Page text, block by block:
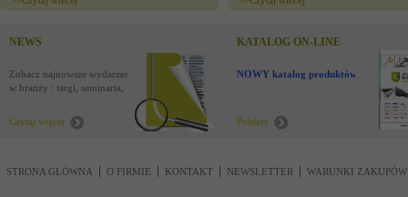
NEWS
Zobacz najnowsze wydarzenia
w branży : targi, seminaria,
Czytaj więcej
KATALOG ON-LINE
NOWY katalog produktów !
Pobierz
STRONA GŁÓWNA O FIRMIE KONTAKT NEWSLETTER WARUNKI ZAKUPÓW